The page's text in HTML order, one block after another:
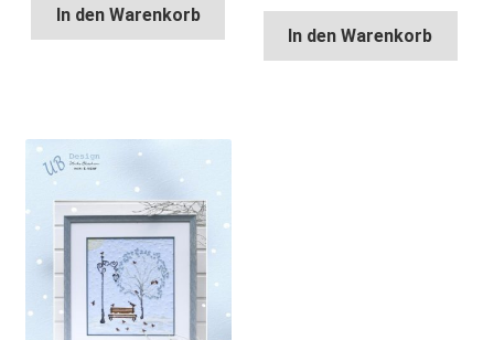
In den Warenkorb
In den Warenkorb